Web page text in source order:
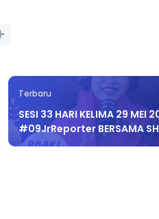
Terbaru
SESI 33 HARI KELIMA 29 MEI
#09JrReporter BERSAMA